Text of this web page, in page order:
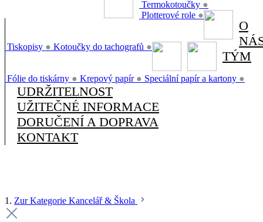
Termokotoučky ●
Plotterové role ●
Tiskopisy ● Kotoučky do tachografů ●
Fólie do tiskárny ● Krepový papír ● Speciální papír a kartony ●
O
TÝM
UDRŽITELNOST
UŽITEČNÉ INFORMACE
DORUČENÍ A DOPRAVA
KONTAKT
1. Zur Kategorie Kancelář & Škola